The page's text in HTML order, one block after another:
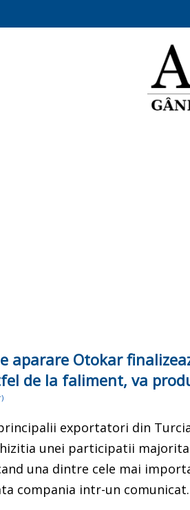
aparare Otokar
de la faliment, va
)
exportatori din
unei participatii
una dintre cele mai
compania intr-un comunicat.